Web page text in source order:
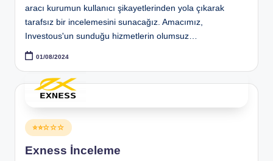
aracı kurumun kullanıcı şikayetlerinden yola çıkarak
tarafsız bir incelemesini sunacağız. Amacımız,
Investous'un sunduğu hizmetlerin olumsuz…
01/08/2024
Posted
in
⭐⭐☆☆☆
Exness İnceleme